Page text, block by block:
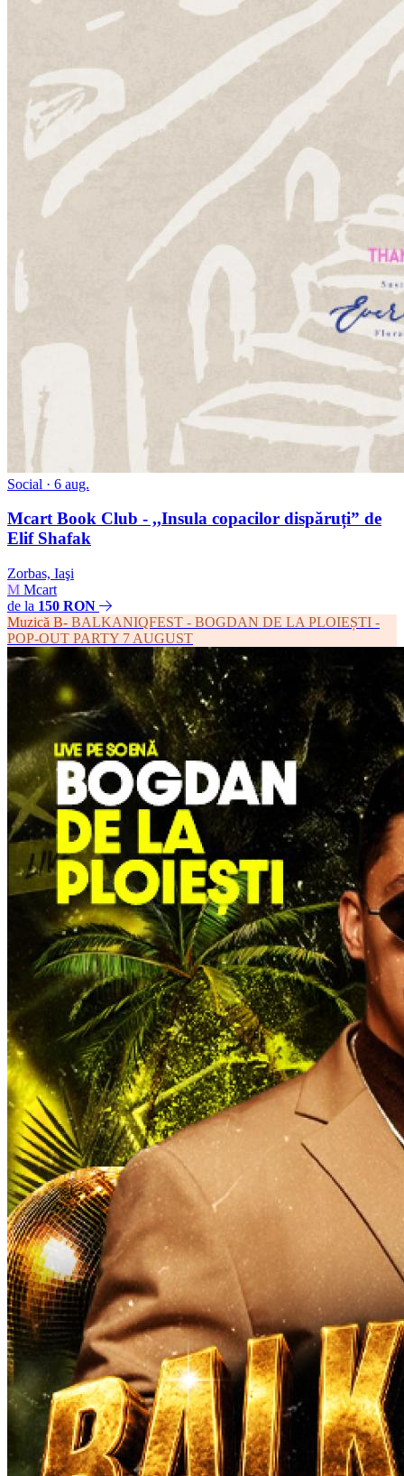
Social · 6 aug.
Mcart Book Club - ,,Insula copacilor dispăruți” de
Elif Shafak
Zorbas, Iaşi
M Mcart
de la 150 RON
Muzică B- BALKANIQFEST - BOGDAN DE LA PLOIEȘTI -
POP-OUT PARTY 7 AUGUST